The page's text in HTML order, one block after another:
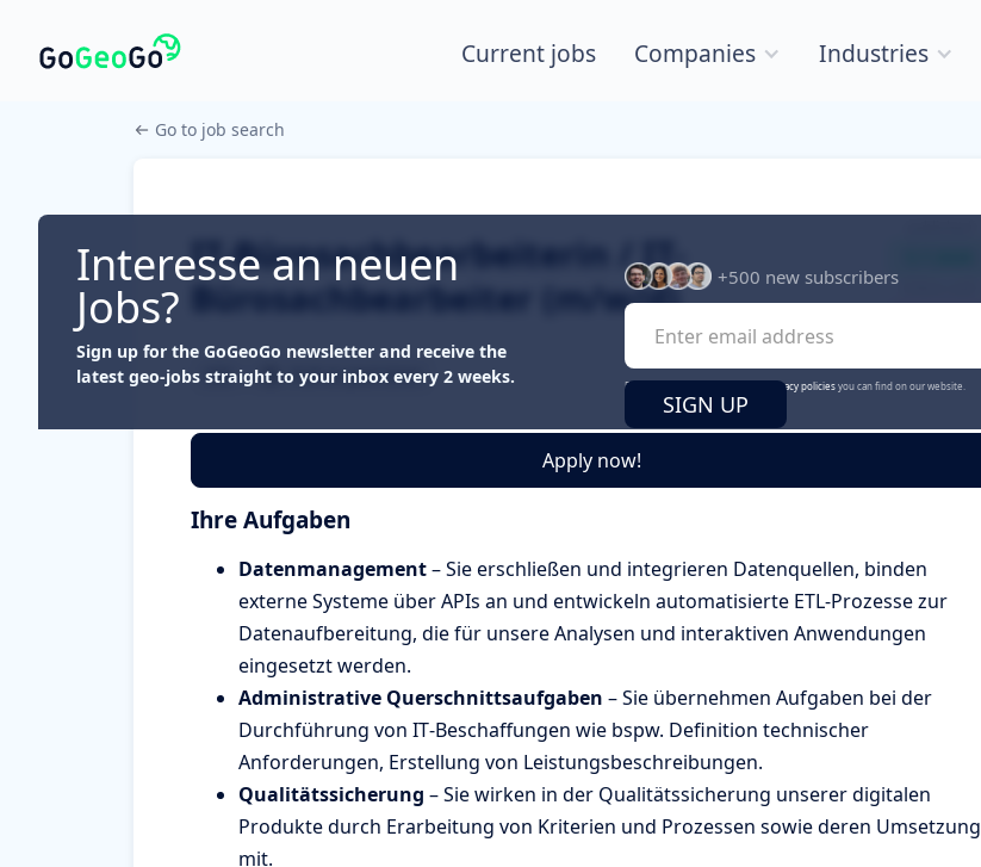
Interesse an neuen
Jobs?
Sign up for the GoGeoGo newsletter and receive the
latest geo-jobs straight to your inbox every 2 weeks.
+500 new subscribers
By signing up, you agree to our privacy policiesyou can find on our website.
Current jobs Companies Industries
Go to job search
IT-Bürosachbearbeiterin / IT-
Bürosachbearbeiter (m/w/d)
GIS Full or part time
Apply now!
Ihre Aufgaben
Datenmanagement– Sie erschließen und integrieren Datenquellen, binden
externe Systeme über APIs an und entwickeln automatisierte ETL-Prozesse zur
Datenaufbereitung, die für unsere Analysen und interaktiven Anwendungen
eingesetzt werden.
Administrative Querschnittsaufgaben – Sie übernehmen Aufgaben bei der
Durchführung von IT‑Beschaffungen wie bspw. Definition technischer
Anforderungen, Erstellung von Leistungsbeschreibungen.
Qualitätssicherung – Sie wirken in der Qualitätssicherung unserer digitalen
Produkte durch Erarbeitung von Kriterien und Prozessen sowie deren Umsetzung
mit.